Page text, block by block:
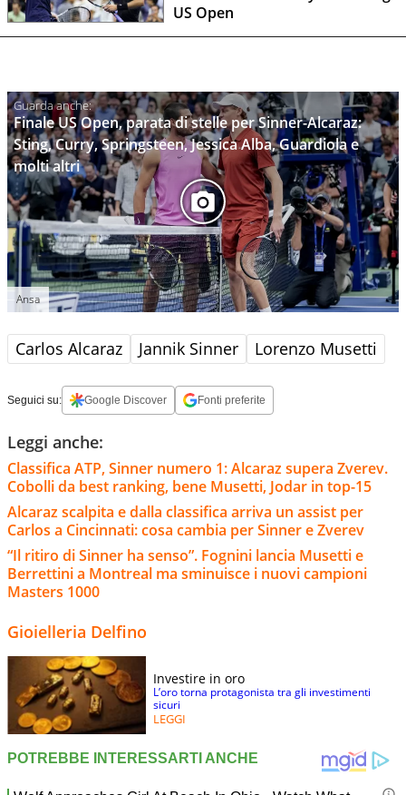
US Open
Finale US Open, parata di stelle per Sinner-Alcaraz:
Sting, Curry, Springsteen, Jessica Alba, Guardiola e
molti altri
Ansa
Carlos Alcaraz Jannik Sinner Lorenzo Musetti
Seguici su: Google Discover Fonti preferite
Leggi anche:
Classifica ATP, Sinner numero 1: Alcaraz supera Zverev.
Cobolli da best ranking, bene Musetti, Jodar in top-15
Alcaraz scalpita e dalla classifica arriva un assist per
Carlos a Cincinnati: cosa cambia per Sinner e Zverev
“Il ritiro di Sinner ha senso”. Fognini lancia Musetti e
Berrettini a Montreal ma sminuisce i nuovi campioni
Masters 1000
Gioielleria Delfino
Investire in oro
L’oro torna protagonista tra gli investimenti
sicuri
LEGGI